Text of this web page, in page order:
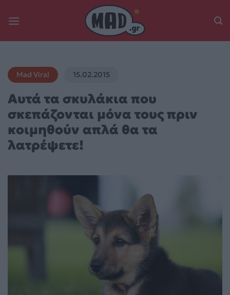
Mad Viral 15.02.2015
Αυτά τα σκυλάκια που
σκεπάζονται μόνα τους πριν
κοιμηθούν απλά θα τα
λατρέψετε!